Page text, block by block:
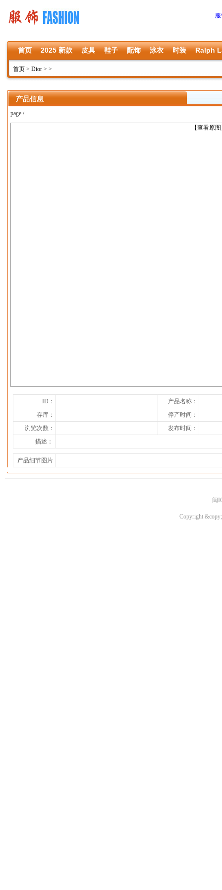
首页 2025 新款 皮具 鞋子 配饰 泳衣 时装 Ralph
首页 > Dior > >
产品信息
page /
【查看原
上一张
ID：
产品名称：
存库：
停产时间：
浏览次数：
发布时间：
描述：
产品细节图片
闽
Copyright